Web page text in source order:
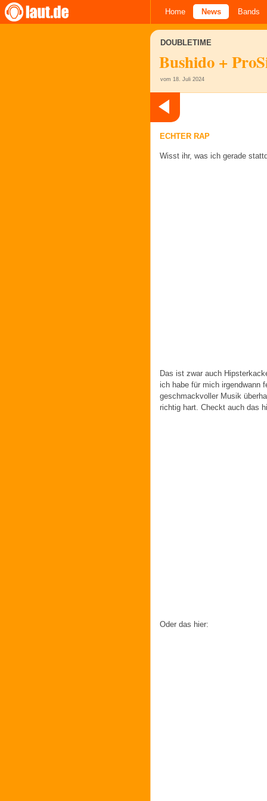
Home News Bands
DOUBLETIME
Bushido +
vom 18. Juli 2024
ECHTER RAP
Wisst ihr, was ich gerade
Das ist zwar auch
ich habe für mich irgendwann
geschmackvoller Musik
richtig hart. Checkt auch das
Oder das hier: